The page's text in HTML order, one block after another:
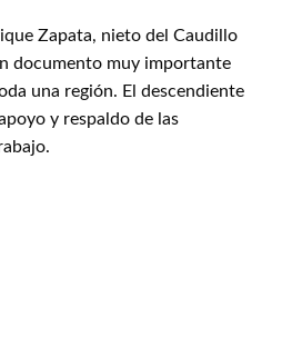
Zapata, nieto del Caudillo
documento muy importante
una región. El descendiente
y respaldo de las